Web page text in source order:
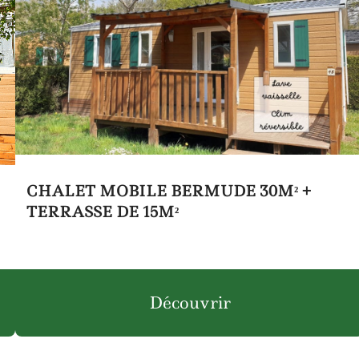
CHALET MOBILE BERMUDE 30M² +
TERRASSE DE 15M²
Découvrir